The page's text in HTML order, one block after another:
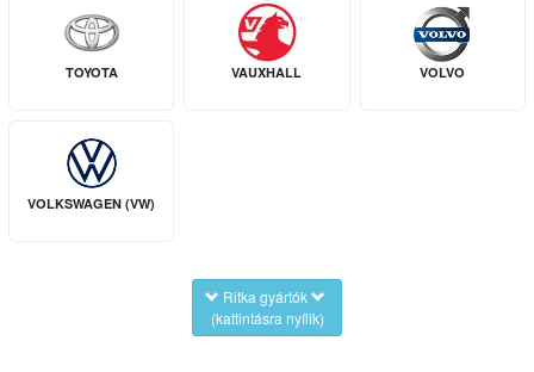
TOYOTA VAUXHALL VOLVO
VOLKSWAGEN (VW)
Ritka gyártók
(kattintásra nyílik)